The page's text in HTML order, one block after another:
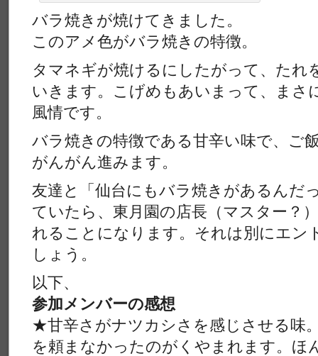
バラ焼きが焼けてきました。
このアメ色がバラ焼きの特徴。
タマネギが焼けるにしたがって、たれ
いきます。こげめもあいまって、まさ
風情です。
バラ焼きの特徴である甘辛い味で、ご
がんがん進みます。
友達と「仙台にもバラ焼きがあるんだ
ていたら、東月園の店長（マスター？
れることになります。それは別にエン
しょう。
以下、
参加メンバーの感想
★甘辛さがナツカシさを感じさせる味
を頼まなかったのがくやまれます。ほ